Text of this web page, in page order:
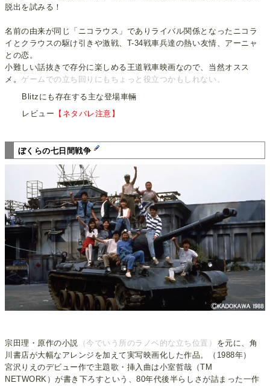
脱出を試みる！
名前の由来が同じ「ニコラウス」でありライバル関係となったニコラ
イとクラウスの駆け引きや激戦、T-34戦車兵達の熱い友情、アーニャ
との恋。
小難しい話抜きで存分に楽しめる王道戦車映画なので、当然オスス
メ。ゲームでの立ち回りにもちょっと役立つかもしれない。
Blitzにも存在する主な登場車輛
レビュー 【ネタバレ注意】
ぼくらの七日間戦争
宗田理・原作の小説 （今でいう所のラノベ的な立ち位置） を元に、角
川書店が大幅なアレンジを加えて実写映画化した作品。（1988年）
宮沢りえのデビュー作で主題歌・挿入曲は小室哲哉（TM
NETWORK）が書き下ろすという、80年代後半らしさが詰まった一作